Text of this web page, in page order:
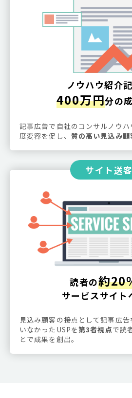
ノウハウ紹介
400万円分の
記事広告で自社のコンサルノウ
度変容を促し、 質の高い見込み顧
サイト送客
読者の約20
サービスサイト
見込み顧客の接点として記事広
いなかったUSPを第3者視点で読
とで成果を創出。